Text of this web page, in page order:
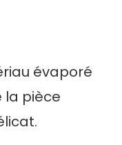
évaporé
la pièce